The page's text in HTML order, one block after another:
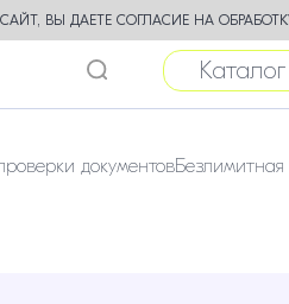
ВЫ ДАЕТЕ СОГЛАСИЕ НА
документовБезлимитная